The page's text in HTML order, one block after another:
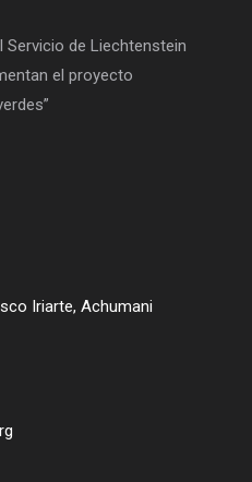
de Liechtenstein
el proyecto
Iriarte, Achumani